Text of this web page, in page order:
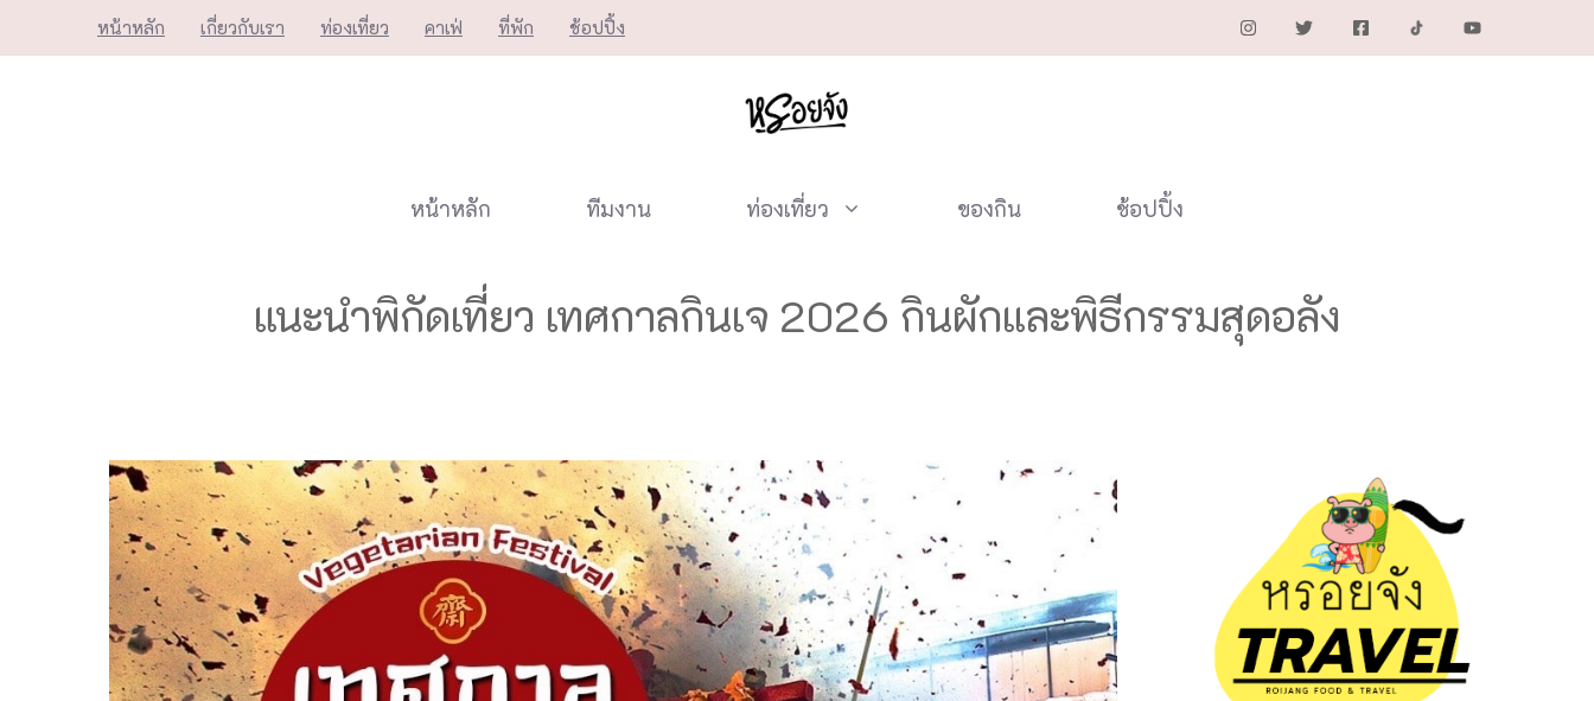
to
หน้าหลัก เกี่ยวกับเรา ท่องเที่ยว คาเฟ่ ที่พัก ช้อปปิ้ง
หน้าหลัก ทีมงาน ท่องเที่ยว ของกิน ช้อปปิ้ง
แนะนำพิกัดเที่ยว เทศกาลกินเจ 2026 กินผักและพิธีกรรมสุดอลัง